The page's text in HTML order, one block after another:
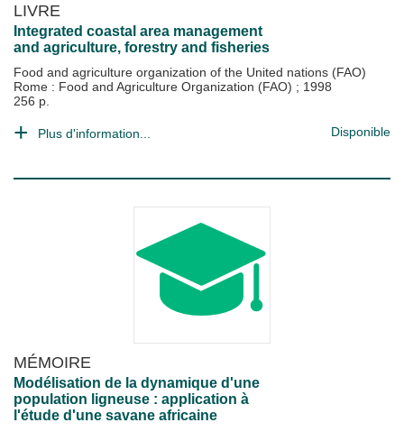
LIVRE
Integrated coastal area management
and agriculture, forestry and fisheries
Food and agriculture organization of the United nations (FAO)
Rome : Food and Agriculture Organization (FAO) ; 1998
256 p.
Plus d'information... Disponible
MÉMOIRE
Modélisation de la dynamique d'une
population ligneuse : application à
l'étude d'une savane africaine